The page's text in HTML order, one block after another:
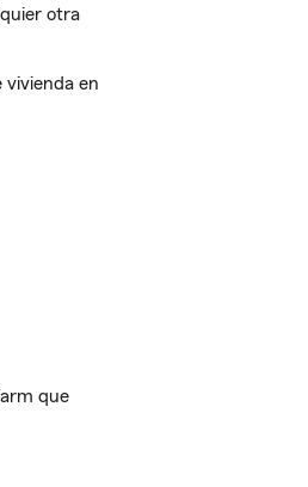
otra
vivienda en
que